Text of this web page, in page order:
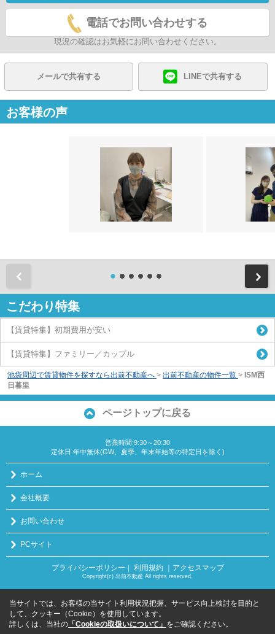
電話でお問い合わせする
現況の確認はお気軽にお問い合わせください。
メールで共有する LINEで共有する
お客様の声
こだわり特集
【賃貸特集】初期費用が安い
【賃貸特集】ファミリー／カップル
池袋周辺で賃貸物件を探すなら出前不動産へ > 出前不動産の物件一覧 > ISM西
日暮里
ページトップに戻る
営業時間:9:30～20:30
定休日:年中無休(GW、夏季、年末年始等の特定日を除く)
ホーム
会社概要
お問い合わせ
PCサイト
プライバシーポリシー 利用規約 ｜アクセスマップ
Copyright(c) 出前不動産 All rights reserved.
当サイトでは、お客様の当サイト利用状況把握、サービス向上検討を目的と
して、クッキー（Cookie）を使用しています。
詳しくは、当社の 「Cookieの取扱いについて」 をご確認ください。